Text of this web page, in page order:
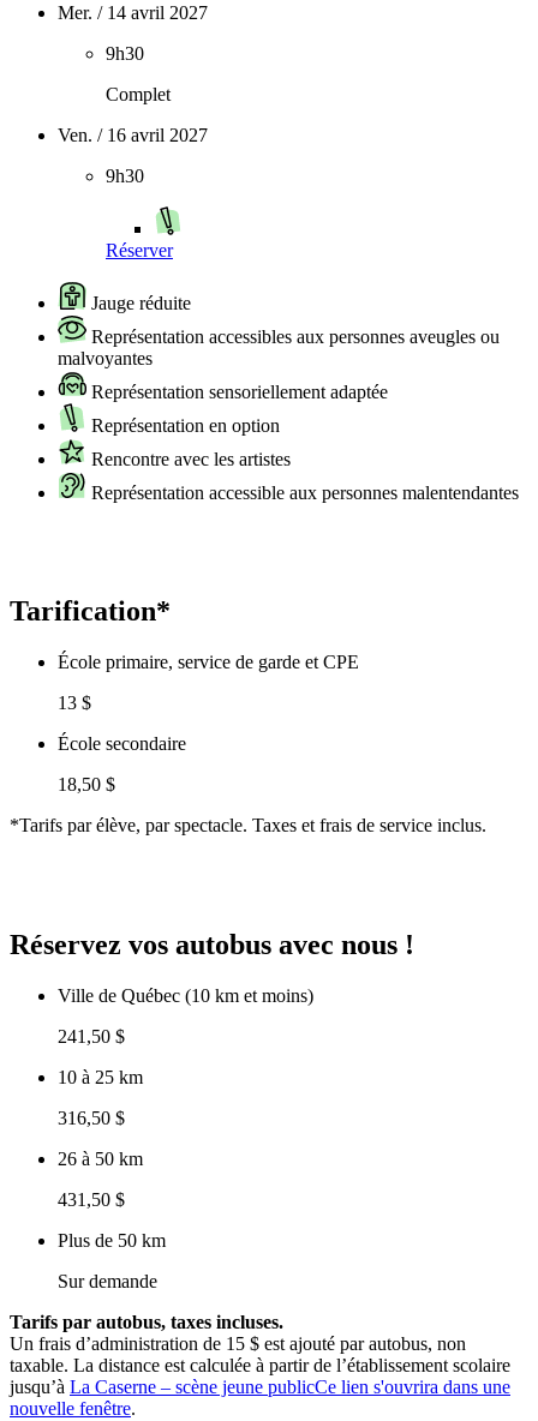
Mer. / 14 avril 2027
9h30
Complet
Ven. / 16 avril 2027
9h30
Réserver
Jauge réduite
Représentation accessibles aux personnes aveugles ou
malvoyantes
Représentation sensoriellement adaptée
Représentation en option
Rencontre avec les artistes
Représentation accessible aux personnes malentendantes
Tarification*
École primaire, service de garde et CPE
13 $
École secondaire
18,50 $
*Tarifs par élève, par spectacle. Taxes et frais de service inclus.
Réservez vos autobus avec nous !
Ville de Québec (10 km et moins)
241,50 $
10 à 25 km
316,50 $
26 à 50 km
431,50 $
Plus de 50 km
Sur demande
Tarifs par autobus, taxes incluses.
Un frais d’administration de 15 $ est ajouté par autobus, non
taxable. La distance est calculée à partir de l’établissement scolaire
jusqu’à La Caserne – scène jeune publicCe lien s'ouvrira dans une
nouvelle fenêtre.